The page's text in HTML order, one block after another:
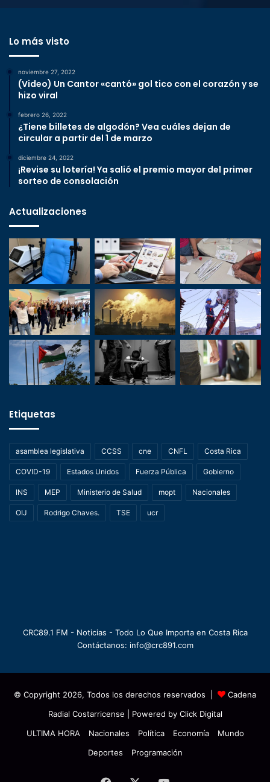
Lo más visto
noviembre 27, 2022
(Video) Un Cantor «cantó» gol tico con el corazón y se
hizo viral
febrero 26, 2022
¿Tiene billetes de algodón? Vea cuáles dejan de
circular a partir del 1 de marzo
diciembre 24, 2022
¡Revise su lotería! Ya salió el premio mayor del primer
sorteo de consolación
Actualizaciones
Etiquetas
asamblea legislativa CCSS cne CNFL Costa Rica
COVID-19 Estados Unidos Fuerza Pública Gobierno
INS MEP Ministerio de Salud mopt Nacionales
OIJ Rodrigo Chaves. TSE ucr
CRC89.1 FM - Noticias - Todo Lo Que Importa en Costa Rica
Contáctanos: info@crc891.com
© Copyright 2026, Todos los derechos reservados |
Cadena
Radial Costarricense | Powered by Click Digital
ULTIMA HORA
Nacionales Política Economía
Mundo
Deportes
Programación